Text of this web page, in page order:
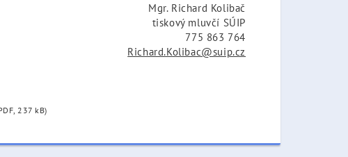
Mgr. Richard Kolibač
tiskový mluvčí SÚIP
775 863 764
Richard.Kolibac@suip.cz
237 kB)